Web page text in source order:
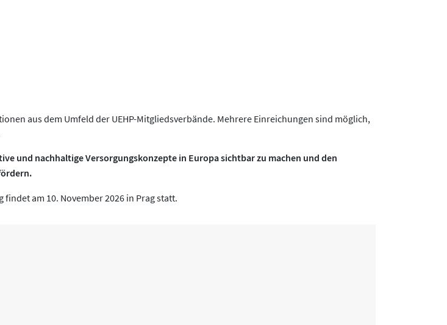
aus dem Umfeld der UEHP-Mitgliedsverbände. Mehrere Einreichungen sind möglich,
und nachhaltige Versorgungskonzepte in Europa sichtbar zu machen und den
am 10. November 2026 in Prag statt.